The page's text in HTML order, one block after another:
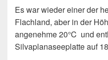
Es war wieder einer der
Flachland, aber in der
angenehme 20°C und
Silvaplanaseeplatte auf